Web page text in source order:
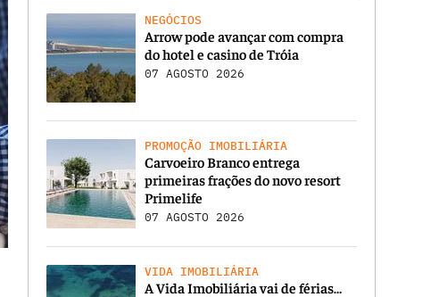
NEGÓCIOS
Arrow pode avançar com compra
do hotel e casino de Tróia
07 AGOSTO 2026
PROMOÇÃO IMOBILIÁRIA
Carvoeiro Branco entrega
primeiras frações do novo resort
Primelife
07 AGOSTO 2026
VIDA IMOBILIÁRIA
A Vida Imobiliária vai de férias…